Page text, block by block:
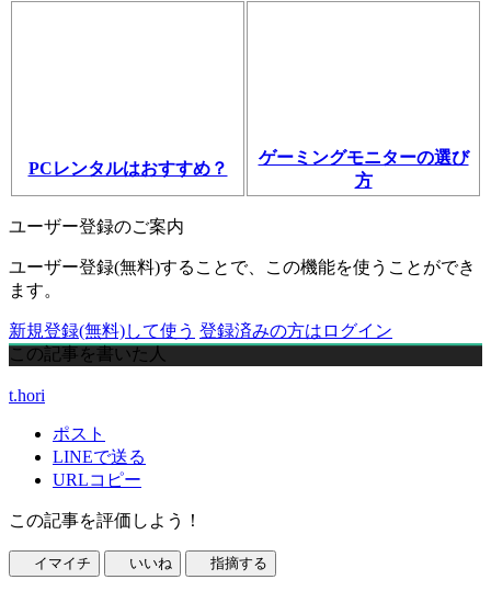
PCレンタルはおすすめ？
ゲーミングモニターの選び
方
ユーザー登録のご案内
ユーザー登録(無料)することで、この機能を使うことができ
ます。
新規登録(無料)して使う 登録済みの方はログイン
この記事を書いた人
t.hori
ポスト
LINEで送る
URLコピー
この記事を評価しよう！
イマイチ いいね 指摘する